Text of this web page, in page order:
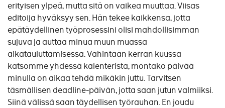
erityisen ylpeä, mutta sitä on vaikea muuttaa. Viisas
editoija hyväksyy sen. Hän tekee kaikkensa, jotta
epätäydellinen työprosessini olisi mahdollisimman
sujuva ja auttaa minua muun muassa
aikatauluttamisessa. Vähintään kerran kuussa
katsomme yhdessä kalenterista, montako päivää
minulla on aikaa tehdä mikäkin juttu. Tarvitsen
täsmällisen deadline-päivän, jotta saan jutun valmiiksi.
Siinä välissä saan täydellisen työrauhan. En joudu